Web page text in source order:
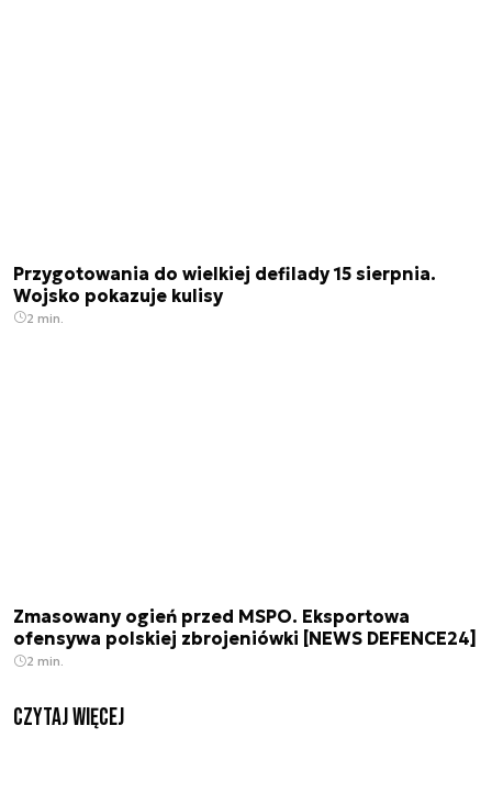
Przygotowania do wielkiej defilady 15 sierpnia.
Wojsko pokazuje kulisy
2 min.
Zmasowany ogień przed MSPO. Eksportowa
ofensywa polskiej zbrojeniówki [NEWS DEFENCE24]
2 min.
czytaj więcej